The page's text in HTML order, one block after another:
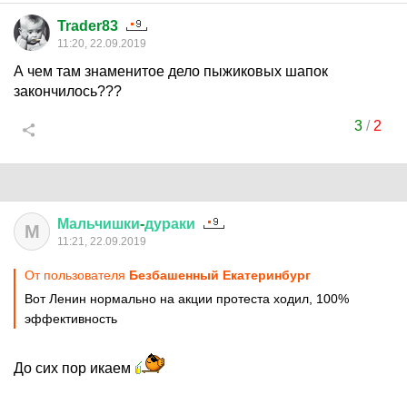
Trader83
11:20, 22.09.2019
А чем там знаменитое дело пыжиковых шапок
закончилось???
3/ 2
М Мальчишки-дураки
11:21, 22.09.2019
От пользователя Безбашенный Екатеринбург
Вот Ленин нормально на акции протеста ходил, 100%
эффективность
До сих пор икаем